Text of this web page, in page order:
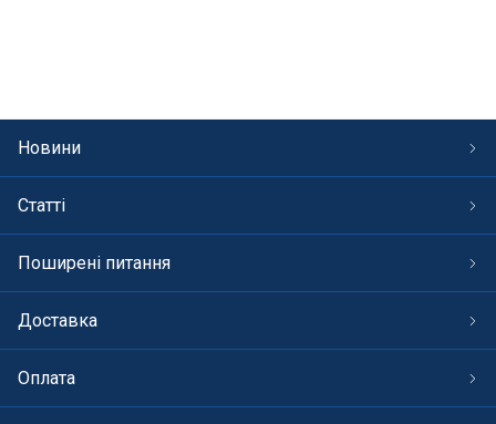
Новини
Статті
Поширені питання
Доставка
Оплата